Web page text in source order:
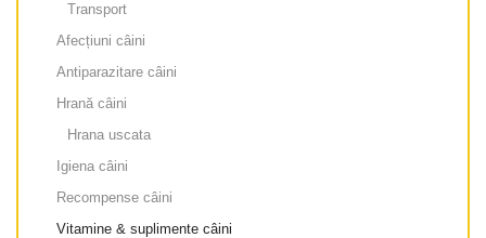
Transport
Afecțiuni câini
Antiparazitare câini
Hrană câini
Hrana uscata
Igiena câini
Recompense câini
Vitamine & suplimente câini